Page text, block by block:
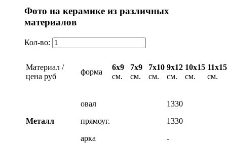
Фото на керамике из различных
материалов
Кол-во:
Материал /
цена руб
форма
6х9
см.
7х9
см.
7х10
см.
9х12
см.
10х15
см.
11х15
см.
Металл
овал
прямоуг.
арка
1330
1330
-